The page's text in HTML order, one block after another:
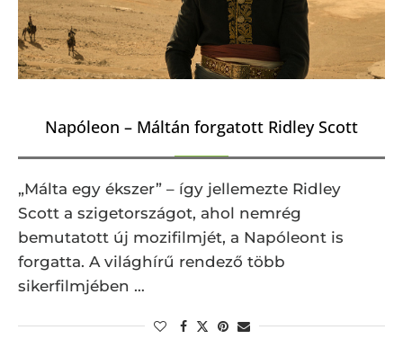
Napóleon – Máltán forgatott Ridley Scott
„Málta egy ékszer” – így jellemezte Ridley
Scott a szigetországot, ahol nemrég
bemutatott új mozifilmjét, a Napóleont is
forgatta. A világhírű rendező több
sikerfilmjében …